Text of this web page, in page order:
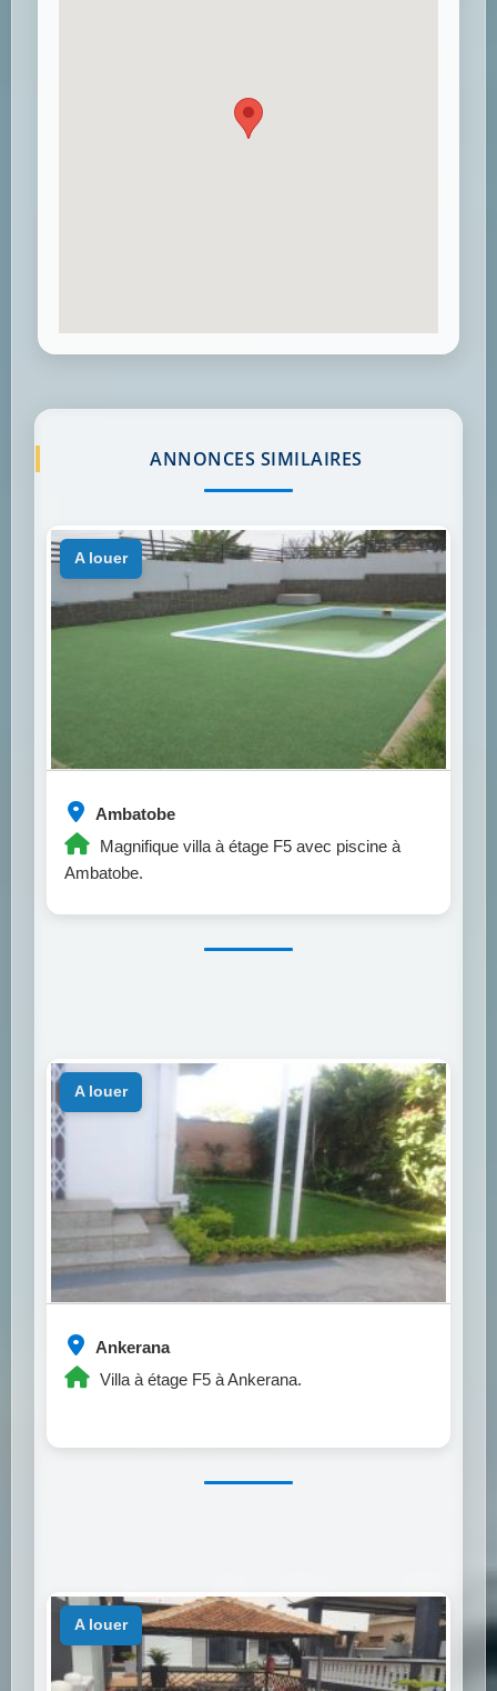
ANNONCES SIMILAIRES
Ambatobe
Magnifique villa à étage F5 avec piscine à
Ambatobe.
a louer
Ankerana
Villa à étage F5 à Ankerana.
a louer
a louer